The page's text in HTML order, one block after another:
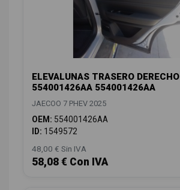
ELEVALUNAS TRASERO DERECHO
554001426AA 554001426AA
JAECOO 7 PHEV 2025
OEM: 554001426AA
ID: 1549572
48,00 € Sin IVA
58,08 € Con IVA